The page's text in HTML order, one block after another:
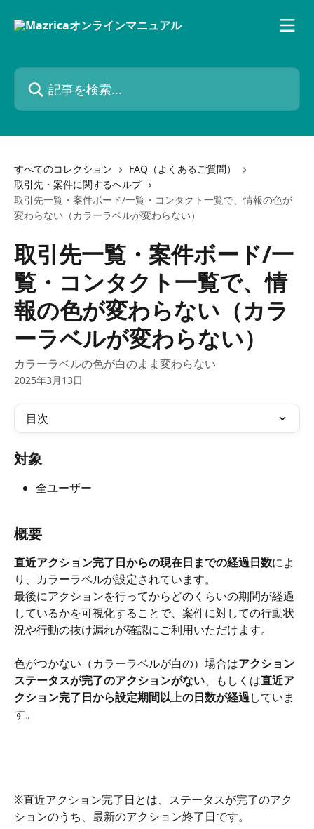
記事を検索...
すべてのコレクション
FAQ（よくあるご質問）
取引先・案件に関するヘルプ
取引先一覧・案件ボード/一覧・コンタクト一覧で、情報の色が
変わらない（カラーラベルが変わらない）
取引先一覧・案件ボード/一
覧・コンタクト一覧で、情
報の色が変わらない（カラ
ーラベルが変わらない）
カラーラベルの色が白のまま変わらない
2025年3月13日
目次
対象
全ユーザー
概要
直近アクション完了日からの現在日までの経過日数によ
り、カラーラベルが設定されています。
最後にアクションを行ってからどのくらいの期間が経過
しているかを可視化することで、案件に対しての行動状
況や行動の抜け漏れが確認にご利用いただけます。
色がつかない（カラーラベルが白の）場合はアクション
ステータスが完了のアクションがない、もしくは直近ア
クション完了日から設定期間以上の日数が経過していま
す。
※直近アクション完了日とは、ステータスが完了のアク
ションのうち、最新のアクション終了日です。